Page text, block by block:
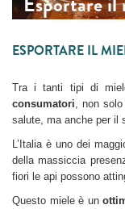
ESPORTARE IL
Tra i tanti tipi di
consumatori , non
salute, ma anche per il
L’Italia è uno dei
della massiccia
fiori le api possono
Questo miele è un